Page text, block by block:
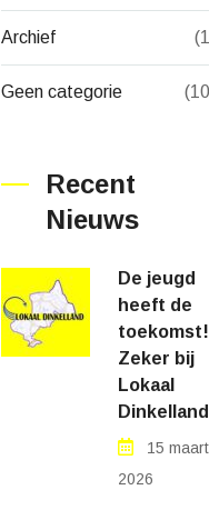
Archief
Geen categorie
Recent
Nieuws
De jeugd
heeft de
toekomst!
Zeker bij
Lokaal
15 maart
2026